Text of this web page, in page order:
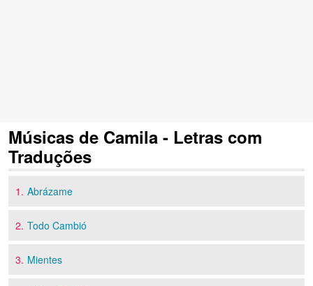
Músicas de Camila - Letras com
Traduções
1. Abrázame
2. Todo Cambió
3. Mientes